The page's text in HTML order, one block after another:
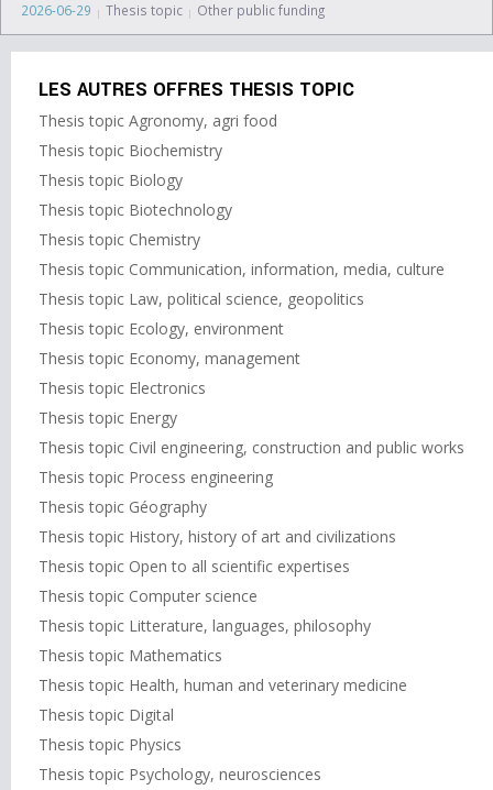
2026-06-29
Thesis topic Other public funding
LES AUTRES OFFRES THESIS TOPIC
Thesis topic Agronomy, agri food
Thesis topic Biochemistry
Thesis topic Biology
Thesis topic Biotechnology
Thesis topic Chemistry
Thesis topic Communication, information, media, culture
Thesis topic Law, political science, geopolitics
Thesis topic Ecology, environment
Thesis topic Economy, management
Thesis topic Electronics
Thesis topic Energy
Thesis topic Civil engineering, construction and public works
Thesis topic Process engineering
Thesis topic Géography
Thesis topic History, history of art and civilizations
Thesis topic Open to all scientific expertises
Thesis topic Computer science
Thesis topic Litterature, languages, philosophy
Thesis topic Mathematics
Thesis topic Health, human and veterinary medicine
Thesis topic Digital
Thesis topic Physics
Thesis topic Psychology, neurosciences